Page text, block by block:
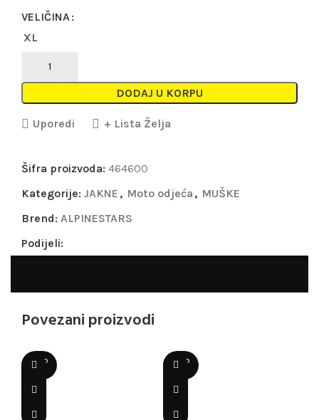
VELIČINA
XL
DODAJ U KORPU
Uporedi + Lista Želja
Šifra proizvoda: 464600
Kategorije: JAKNE , Moto odjeća , MUŠKE
Brend: ALPINESTARS
Podijeli:
Povezani proizvodi
SOLD
OUT
SOLD
OUT